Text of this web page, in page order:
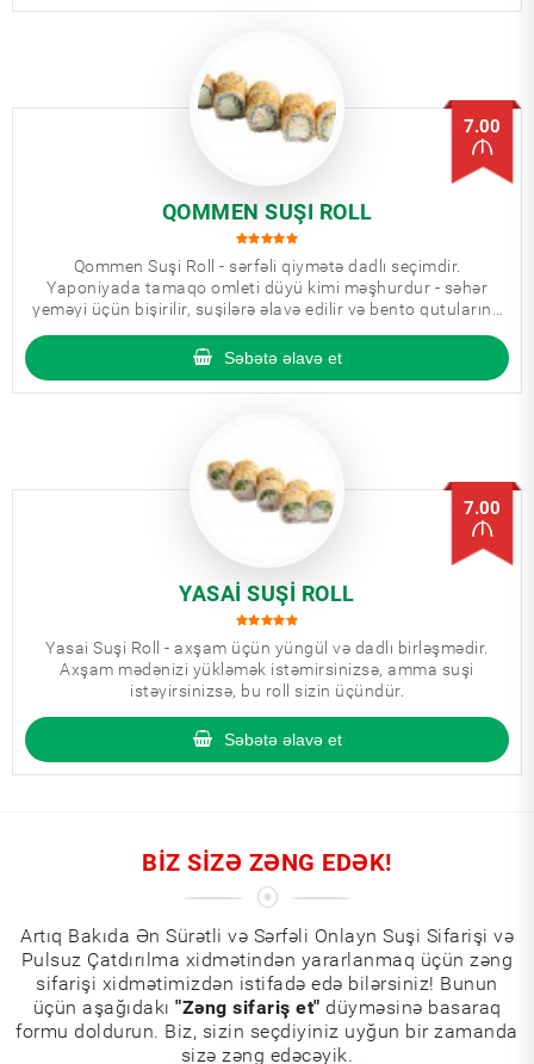
QOMMEN SUŞI ROLL
7.00
Qommen Suşi Roll - sərfəli qiymətə dadlı seçimdir.
Yaponiyada tamaqo omleti düyü kimi məşhurdur - səhər
yeməyi üçün bişirilir, suşilərə əlavə edilir və bento qutularına
Səbətə əlavə et
YASAI SUŞI ROLL
7.00
Yasai Suşi Roll - axşam üçün yüngül və dadlı birləşmədir.
Axşam mədənizi yükləmək istəmirsinizsə, amma suşi
istəyirsinizsə, bu roll sizin üçündür.
Səbətə əlavə et
BIZ SIZƏ ZƏNG EDƏK!
Artıq Bakıda Ən Sürətli və Sərfəli Onlayn Suşi Sifarişi və
Pulsuz Çatdırılma xidmətindən yararlanmaq üçün zəng
sifarişi xidmətimizdən istifadə edə bilərsiniz! Bunun
üçün aşağıdakı "Zəng sifariş et" düyməsinə basaraq
formu doldurun. Biz, sizin seçdiyiniz uyğun bir zamanda
sizə zəng edəcəyik.